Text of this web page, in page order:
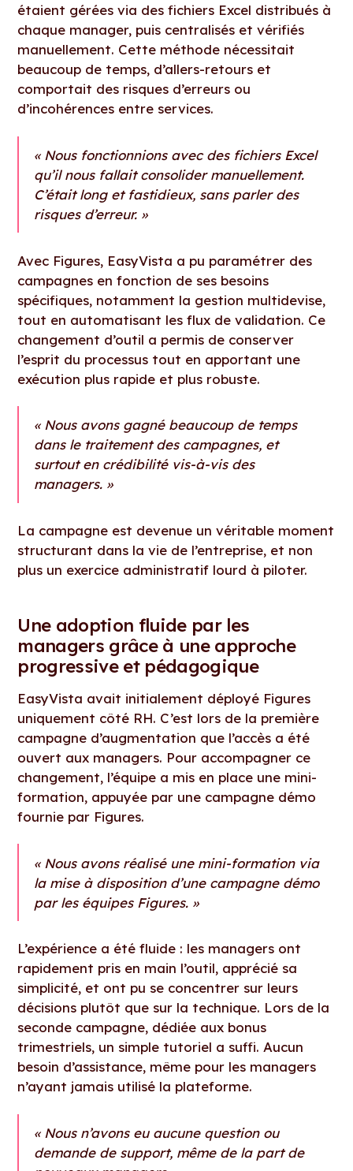
étaient gérées via des fichiers Excel distribués à
chaque manager, puis centralisés et vérifiés
manuellement. Cette méthode nécessitait
beaucoup de temps, d’allers-retours et
comportait des risques d’erreurs ou
d’incohérences entre services.
« Nous fonctionnions avec des fichiers Excel
qu’il nous fallait consolider manuellement.
C’était long et fastidieux, sans parler des
risques d’erreur. »
Avec Figures, EasyVista a pu paramétrer des
campagnes en fonction de ses besoins
spécifiques, notamment la gestion multidevise,
tout en automatisant les flux de validation. Ce
changement d’outil a permis de conserver
l’esprit du processus tout en apportant une
exécution plus rapide et plus robuste.
« Nous avons gagné beaucoup de temps
dans le traitement des campagnes, et
surtout en crédibilité vis-à-vis des
managers. »
La campagne est devenue un véritable moment
structurant dans la vie de l’entreprise, et non
plus un exercice administratif lourd à piloter.
Une adoption fluide par les
managers grâce à une approche
progressive et pédagogique
EasyVista avait initialement déployé Figures
uniquement côté RH. C’est lors de la première
campagne d’augmentation que l’accès a été
ouvert aux managers. Pour accompagner ce
changement, l’équipe a mis en place une mini-
formation, appuyée par une campagne démo
fournie par Figures.
« Nous avons réalisé une mini-formation via
la mise à disposition d’une campagne démo
par les équipes Figures. »
L’expérience a été fluide : les managers ont
rapidement pris en main l’outil, apprécié sa
simplicité, et ont pu se concentrer sur leurs
décisions plutôt que sur la technique. Lors de la
seconde campagne, dédiée aux bonus
trimestriels, un simple tutoriel a suffi. Aucun
besoin d’assistance, même pour les managers
n’ayant jamais utilisé la plateforme.
« Nous n’avons eu aucune question ou
demande de support, même de la part de